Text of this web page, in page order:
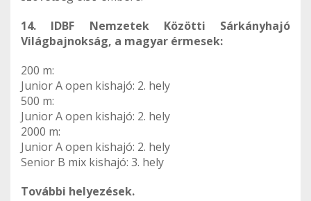
14. IDBF Nemzetek Közötti Sárkányhajó
Világbajnokság, a magyar érmesek:
200 m:
Junior A open kishajó: 2. hely
500 m:
Junior A open kishajó: 2. hely
2000 m:
Junior A open kishajó: 2. hely
Senior B mix kishajó: 3. hely
További helyezések.